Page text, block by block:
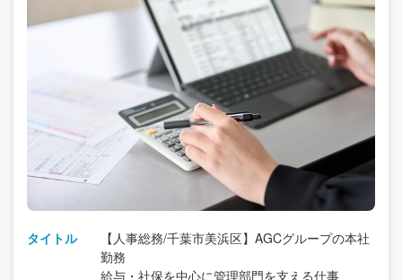
タイトル
【人事総務/千葉市美浜区】AGCグループの本社
勤務
給与・社保を中心に管理部門を支える仕事